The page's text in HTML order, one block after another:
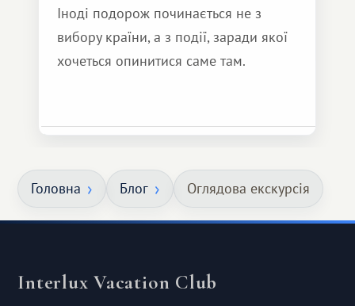
Іноді подорож починається не з
вибору країни, а з події, заради якої
хочеться опинитися саме там.
Головна Блог Оглядова екскурсія
Interlux Vacation Club